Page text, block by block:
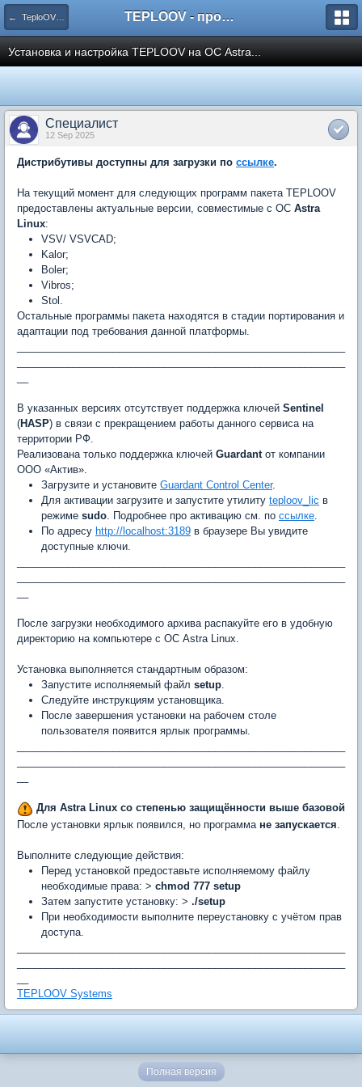
← TeploOV в Linux TEPLOOV - программный комплекс для расчёта систем отопления и вентиляции
Установка и настройка TEPLOOV на ОС Astra...
Специалист
12 Sep 2025
Дистрибутивы доступны для загрузки по ссылке.
На текущий момент для следующих программ пакета TEPLOOV
предоставлены актуальные версии, совместимые с ОС Astra
Linux:
VSV/ VSVCAD;
Kalor;
Boler;
Vibros;
Stol.
Остальные программы пакета находятся в стадии портирования и
адаптации под требования данной платформы.
В указанных версиях отсутствует поддержка ключей Sentinel
(HASP) в связи с прекращением работы данного сервиса на
территории РФ.
Реализована только поддержка ключей Guardant от компании
ООО «Актив».
Загрузите и установите Guardant Control Center.
Для активации загрузите и запустите утилиту teploov_lic в
режиме sudo. Подробнее про активацию см. по ссылке.
По адресу http://localhost:3189 в браузере Вы увидите
доступные ключи.
После загрузки необходимого архива распакуйте его в удобную
директорию на компьютере с ОС Astra Linux.
Установка выполняется стандартным образом:
Запустите исполняемый файл setup.
Следуйте инструкциям установщика.
После завершения установки на рабочем столе
пользователя появится ярлык программы.
Для Astra Linux со степенью защищённости выше базовой
После установки ярлык появился, но программа не запускается
Выполните следующие действия:
Перед установкой предоставьте исполняемому файлу
необходимые права: > chmod 777 setup
Затем запустите установку: > ./setup
При необходимости выполните переустановку с учётом прав
доступа.
TEPLOOV Systems
Полная версия